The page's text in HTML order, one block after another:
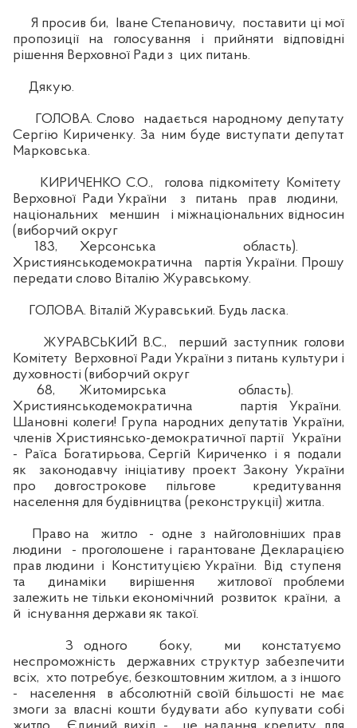
Я просив би, Іване Степановичу, поставити ці мої
пропозиції на голосування і прийняти відповідні
рішення Верховної Ради з цих питань.
Дякую.
ГОЛОВА. Слово надається народному депутату
Сергію Кириченку. За ним буде виступати депутат
Марковська.
КИРИЧЕНКО С.О., голова підкомітету Комітету
Верховної Ради України з питань прав людини,
національних меншин і міжнаціональних відносин
(виборчий округ
183, Херсонська область).
Християнськодемократична партія України. Прошу
передати слово Віталію Журавському.
ГОЛОВА. Віталій Журавський. Будь ласка.
ЖУРАВСЬКИЙ В.С., перший заступник голови
Комітету Верховної Ради України з питань культури і
духовності (виборчий округ
68, Житомирська область).
Християнськодемократична партія України.
Шановні колеги! Група народних депутатів України,
членів Християнсько-демократичної партії України
- Раїса Богатирьова, Сергій Кириченко і я подали
як законодавчу ініціативу проект Закону України
про довгострокове пільгове кредитування
населення для будівництва (реконструкції) житла.
Право на житло - одне з найголовніших прав
людини - проголошене і гарантоване Декларацією
прав людини і Конституцією України. Від ступеня
та динаміки вирішення житлової проблеми
залежить не тільки економічний розвиток країни, а
й існування держави як такої.
З одного боку, ми констатуємо
неспроможність державних структур забезпечити
всіх, хто потребує, безкоштовним житлом, а з іншого
- населення в абсолютній своїй більшості не має
змоги за власні кошти будувати або купувати собі